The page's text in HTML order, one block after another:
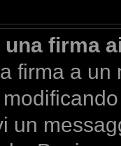
firma
firma a
un